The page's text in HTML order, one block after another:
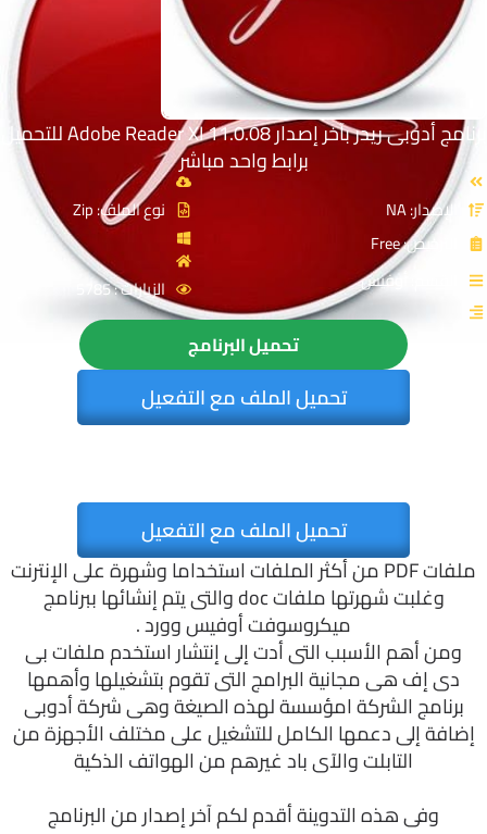
برنامج أدوبى ريدر بآخر إصدار Adobe Reader XI 11.0.08 للتحميل
برابط واحد مباشر
الإصدار: NA
الترخيص: Free
القسم: أوفيس
نوع الملف: Zip
الزيارات : 5785
تحميل البرنامج
تحميل الملف مع التفعيل
تحميل الملف مع التفعيل
ملفات PDF من أكثر الملفات استخداما وشهرة على الإنترنت
وغلبت شهرتها ملفات doc والتى يتم إنشائها ببرنامج
ميكروسوفت أوفيس وورد .
ومن أهم الأسبب التى أدت إلى إنتشار استخدم ملفات بى
دى إف هى مجانية البرامج التى تقوم بتشغيلها وأهمها
برنامج الشركة امؤسسة لهذه الصيغة وهى شركة أدوبى
إضافة إلى دعمها الكامل للتشغيل على مختلف الأجهزة من
التابلت والآى باد غيرهم من الهواتف الذكية
وفى هذه التدوينة أقدم لكم آخر إصدار من البرنامج